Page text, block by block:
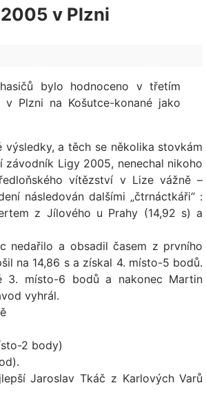
v Plzni
bylo hodnoceno v třetím
Plzni na Košutce-konané jako
a těch se několika stovkám
Ligy 2005, nenechal nikoho
vítězství v Lize vážně –
následován dalšími „čtrnáctkáři“ :
z Jílového u Prahy (14,92 s) a
nedařilo a obsadil časem z prvního
na 14,86 s a získal 4. místo-5 bodů.
3. místo-6 bodů a nakonec Martin
vyhrál.
2 body)
Jaroslav Tkáč z Karlových Varů